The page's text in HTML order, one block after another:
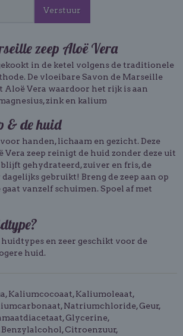
Verstuur
zeep Aloë Vera
in de ketel volgens de traditionele
De vloeibare Savon de Marseille
Aloë Vera waardoor het rijk is aan
zink en kalium
& de huid
handen, lichaam en gezicht. Deze
Vera zeep reinigt de huid zonder deze uit
gehydrateerd, zuiver en fris, de
gebruikt! Breng de zeep aan op
gaat vanzelf schuimen. Spoel af met
en zeer geschikt voor de
huid.
Kaliumcocoaat, Kaliumoleaat,
Natriumchloride, Geur,
Glycerine,
Citroenzuur,